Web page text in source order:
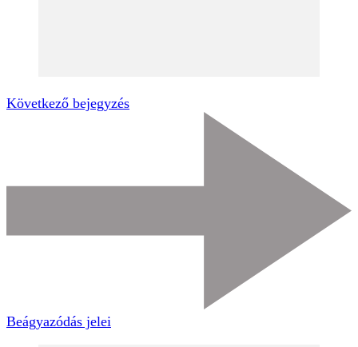
Következő bejegyzés
Beágyazódás jelei